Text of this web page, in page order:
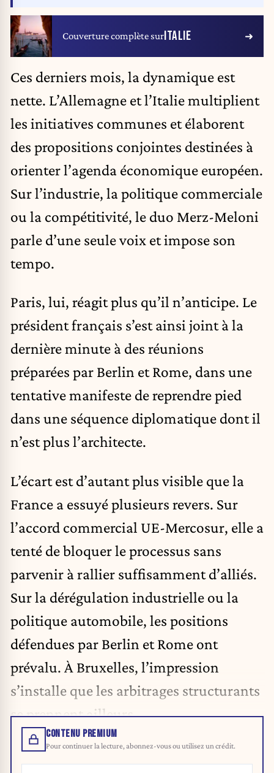
Couverture complète surITALIE
Ces derniers mois, la dynamique est
nette. L’Allemagne et l’Italie multiplient
les initiatives communes et élaborent
des propositions conjointes destinées à
orienter l’agenda économique européen.
Sur l’industrie, la politique commerciale
ou la compétitivité, le duo Merz-Meloni
parle d’une seule voix et impose son
tempo.
Paris, lui, réagit plus qu’il n’anticipe. Le
président français s’est ainsi joint à la
dernière minute à des réunions
préparées par Berlin et Rome, dans une
tentative manifeste de reprendre pied
dans une séquence diplomatique dont il
n’est plus l’architecte.
L’écart est d’autant plus visible que la
France a essuyé plusieurs revers. Sur
l’accord commercial UE-Mercosur, elle a
tenté de bloquer le processus sans
parvenir à rallier suffisamment d’alliés.
Sur la dérégulation industrielle ou la
politique automobile, les positions
défendues par Berlin et Rome ont
prévalu. À Bruxelles, l’impression
s’installe que les arbitrages structurants
se prennent ailleurs.
CONTENU PREMIUM
Pour continuer la lecture, abonnez-vous ou utilisez un crédit.